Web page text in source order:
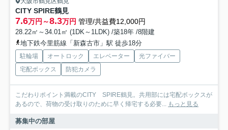
CITY SPIRE鶴見
7.6万円～8.3万円 管理/共益費12,000円
28.22㎡～34.01㎡ (1DK～1LDK) /築18年 /8階建
地下鉄今里筋線「新森古市」駅 徒歩18分
駐輪場 オートロック エレベーター
光ファイバー
宅配ボックス
防犯カメラ
こだわりポイント満載のCITY SPIRE鶴見。共用部には宅配ボックスが
あるので、荷物の受け取りのために早く帰宅する必要... もっと見る
募集中の部屋